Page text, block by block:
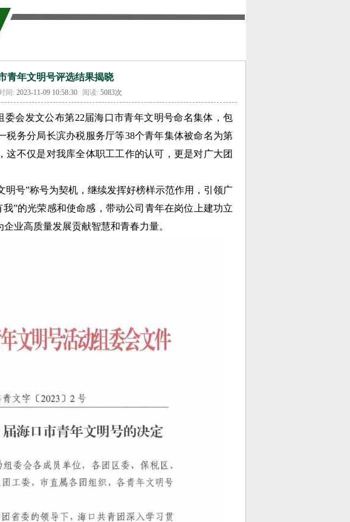
青年文明号评选结果揭晓
间: 2023-11-09 10:58:30 阅读: 5083次
会发文公布第22届海口市青年文明号命名集体，包
税务分局长滨办税服务厅等38个青年集体被命名为第
这不仅是对我库全体职工工作的认可，更是对广大团
明号”称号为契机，继续发挥好榜样示范作用，引领广
”的光荣感和使命感，带动公司青年在岗位上建功立
业高质量发展贡献智慧和青春力量。